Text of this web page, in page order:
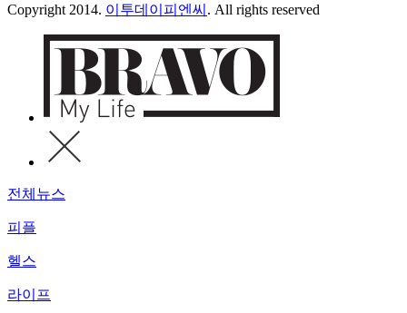
Copyright 2014. 이투데이피엔씨 . All rights reserved
전체뉴스
피플
헬스
라이프